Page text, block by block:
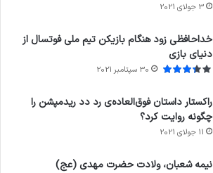
3 جولای 2021
خداحافظی زود هنگام بازیکن تیم ملی فوتسال از
دنیای بازی
30 سپتامبر 2021
راکستار داستان فوق‌العاده‌ی رد دد ریدمپشن را
چگونه روایت کرد؟
11 جولای 2021
نیمه شعبان، ولادت حضرت مهدی (عج)